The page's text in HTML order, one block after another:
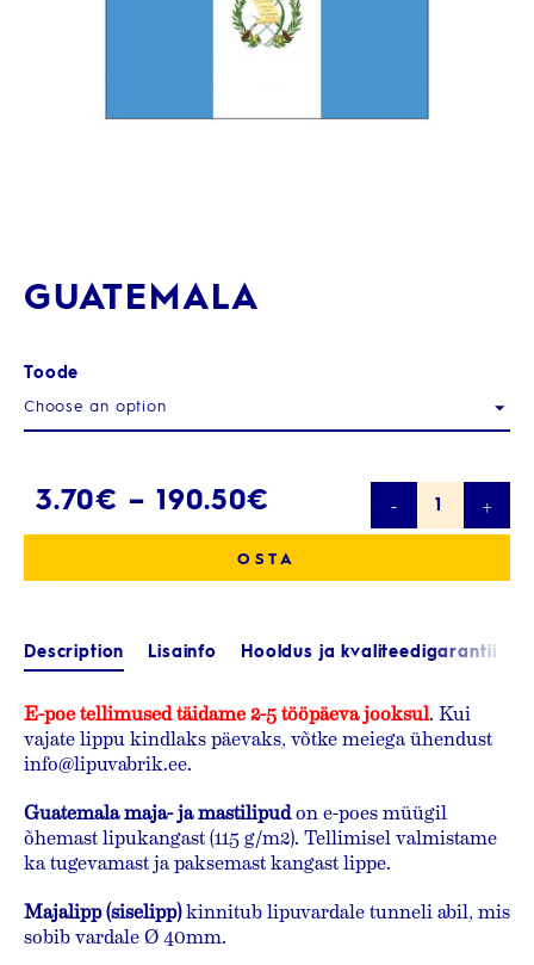
GUATEMALA
Toode
3.70€ – 190.50€
OSTA
Description Lisainfo Hooldus ja kvaliteedigarantii
E-poe tellimused täidame 2-5 tööpäeva jooksul. Kui
vajate lippu kindlaks päevaks, võtke meiega ühendust
info@lipuvabrik.ee.
Guatemalamaja- ja mastilipudon e-poes müügil
õhemast lipukangast (115 g/m2). Tellimisel valmistame
ka tugevamast ja paksemast kangast lippe.
Majalipp (siselipp)kinnitub lipuvardale tunneli abil, mis
sobib vardale Ø 40mm.